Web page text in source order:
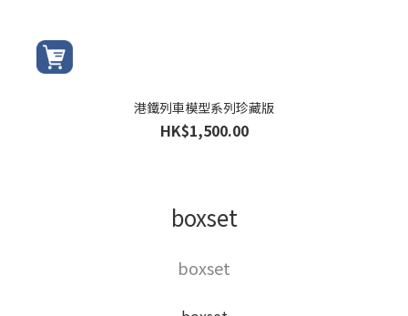
港鐵列車模型系列珍藏版
HK$1,500.00
boxset
boxset